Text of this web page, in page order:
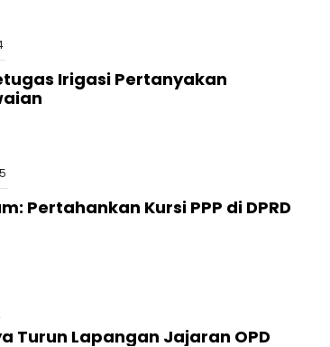
Irigasi Pertanyakan
Pertahankan Kursi PPP di DPRD
Turun Lapangan Jajaran OPD